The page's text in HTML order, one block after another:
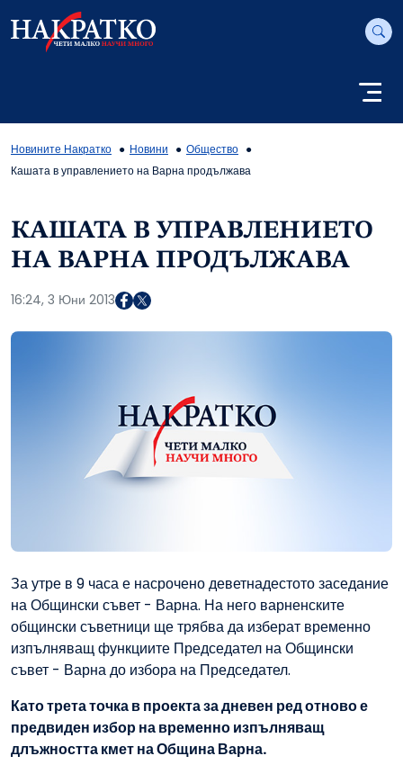
Новините Накратко Новини
Общество
Кашата в управлението на Варна продължава
КАШАТА В УПРАВЛЕНИЕТО
НА ВАРНА ПРОДЪЛЖАВА
16:24, 3 Юни 2013
За утре в 9 часа е насрочено деветнадестото заседание
на Общински съвет - Варна. На него варненските
общински съветници ще трябва да изберат временно
изпълняващ функциите Председател на Общински
съвет - Варна до избора на Председател.
Като трета точка в проекта за дневен ред отново е
предвиден избор на временно изпълняващ
длъжността кмет на Община Варна.